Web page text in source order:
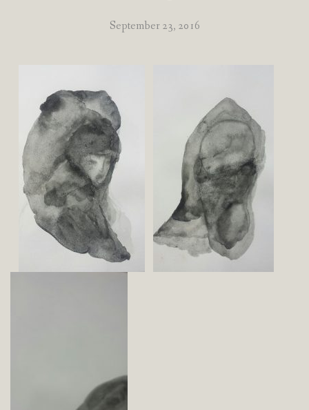
September 23, 2016